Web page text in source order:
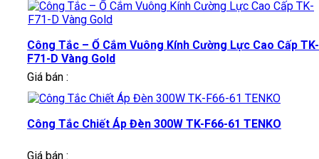
Công Tắc – Ổ Cắm Vuông Kính Cường Lực Cao Cấp TK-
F71-D Vàng Gold
Giá bán :
Công Tắc Chiết Áp Đèn 300W TK-F66-61 TENKO
Giá bán :